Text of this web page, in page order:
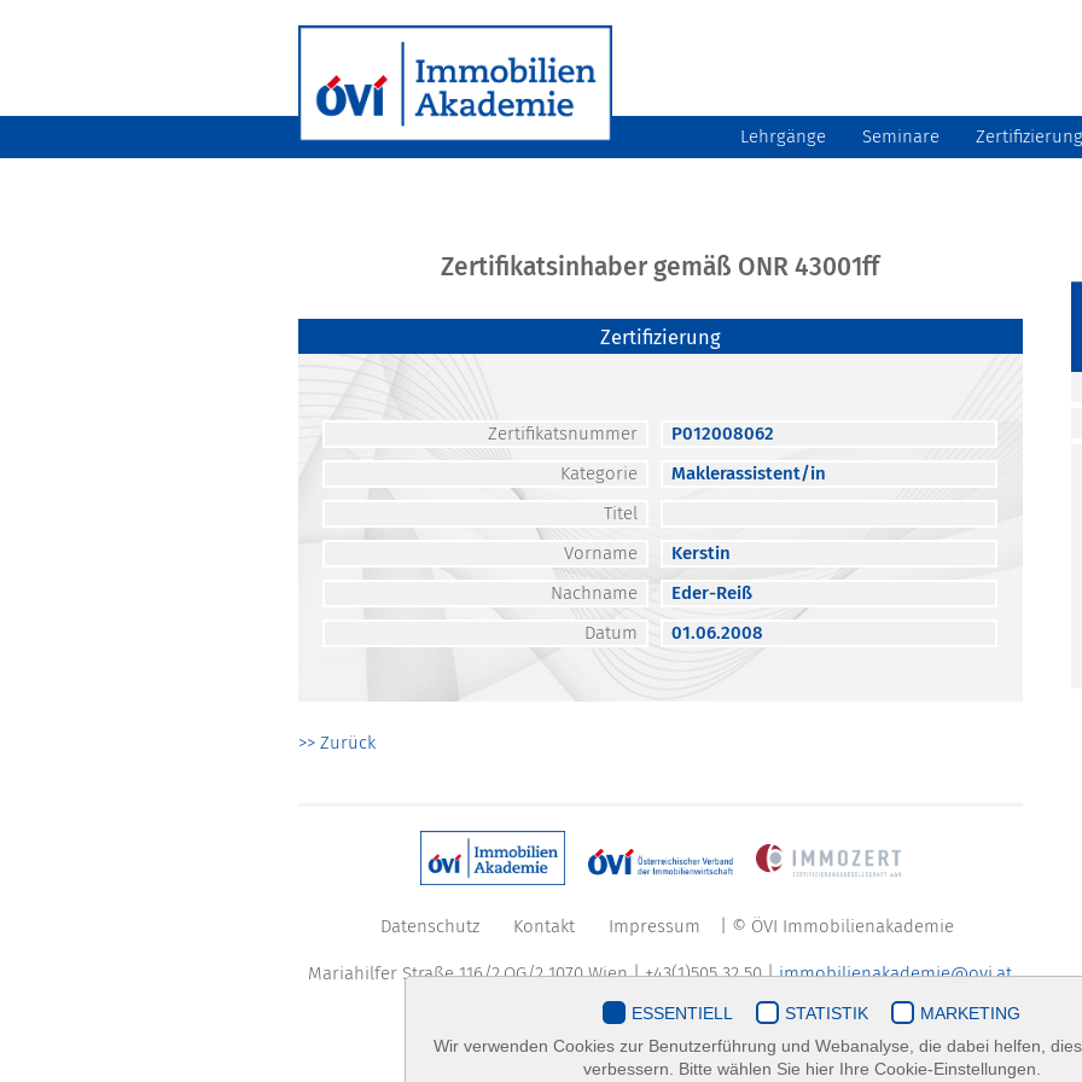
Lehrgänge Seminare Zertifizierung
Zertifikatsinhaber gemäß ONR 43001ff
Zertifizierung
Zertifikatsnummer
P012008062
Kategorie
Maklerassistent/in
Titel
Vorname
Kerstin
Nachname
Eder-Reiß
Datum
01.06.2008
>> Zurück
Datenschutz Kontakt Impressum | © ÖVI Immobilienakademie
Mariahilfer Straße 116/2.OG/2 1070 Wien | +43(1)505 32 50 |immobilienakademie@ovi.at
ESSENTIELL STATISTIK
MARKETING
Wir verwenden Cookies zur Benutzerführung und Webanalyse, die dabei helfen,
verbessern. Bitte wählen Sie hier Ihre Cookie-Einstellungen.